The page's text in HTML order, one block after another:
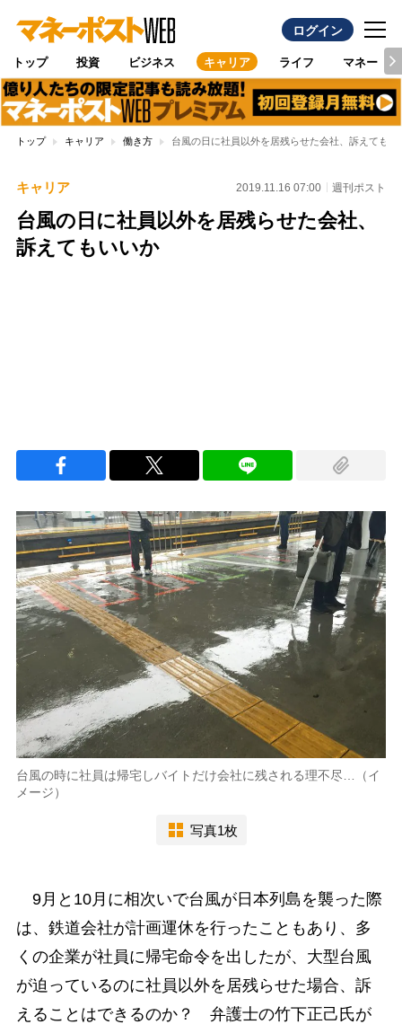
ログイン
トップ 投資 ビジネス キャリア ライフ マネー
トップ キャリア 働き方 台風の日に社員以外を居残らせた会社、訴えてもい
キャリア 2019.11.16 07:00 週刊ポスト
台風の日に社員以外を居残らせた会社、
訴えてもいいか
台風の時に社員は帰宅しバイトだけ会社に残される理不尽…（イ
メージ）
写真1枚
9月と10月に相次いで台風が日本列島を襲った際
は、鉄道会社が計画運休を行ったこともあり、多
くの企業が社員に帰宅命令を出したが、大型台風
が迫っているのに社員以外を居残らせた場合、訴
えることはできるのか？ 弁護士の竹下正己氏が